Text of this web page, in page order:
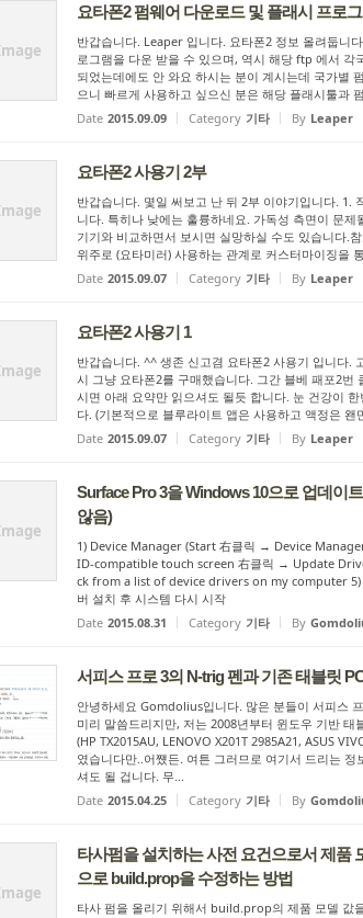
요타폰2 펌웨어 다운로드 및 플래시 프로
반갑습니다. Leaper 입니다. 요타폰2 정보 올려둡
로그램을 다운 받을 수 있으며, 역시 해당 ftp 에서 각
되었는데에도 안 와요 하시는 분이 계시는데 국가별
으니 빠르게 사용하고 싶으신 분은 해당 플래시툴과
Date 2015.09.09 Category 기타 By Leaper
요타폰2 사용기 2부
반갑습니다. 몇일 써보고 난 뒤 2부 이야기입니다. 1.
니다. 특히나 낮에는 훌륭하네요. 가독성 측면이 문
기기와 비교하면서 보시면 실망하실 수도 있습니다.
위주로 (요타미러) 사용하는 관계로 커스터마이징을
Date 2015.09.07 Category 기타 By Leaper
요타폰2 사용기 1
반갑습니다. ^^ 생존 신고겸 요타폰2 사용기 입니다.
시 그냥 요타폰2를 구매했습니다. 그간 블베 패포2번
시면 아래 요약만 읽으셔도 될듯 합니다. 눈 건강이
다. (기본적으로 블루라이트 앱은 사용하고 액정은
Date 2015.09.07 Category 기타 By Leaper
Surface Pro 3을 Windows 10으로 업데이
않음)
1) Device Manager (Start 右클릭 → Device
ID-compatible touch screen 右클릭 → Update
ck from a list of device drivers on my computer
버 설치 후 시스템 다시 시작
Date 2015.08.31 Category 기타 By
서피스 프로 3의 N-trig 펜과 기존 태블릿
안녕하세요 Gomdolius입니다. 많은 분들이 서피스
미리 말씀드리지만, 저는 2008년부터 윈도우 기반
(HP TX2015AU, LENOVO X201T 2985A21, ASUS
였습니다만..어쩄든. 여튼 그러므로 여기서 드리는
셔도 될 겁니다. 무...
Date 2015.04.25 Category 기타 By
타사펌을 설치하는 사전 요건으로서 제품
으로 build.prop을 수정하는 방법
타사 펌을 올리기 위해서 build.prop의 제품 모델 값